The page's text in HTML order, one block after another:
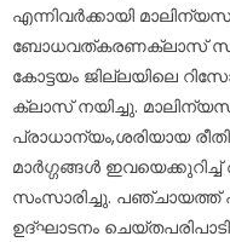
എന്നിവർക്കായി
ബോധവത്കരണക്ലാസ്
കോട്ടയം ജില്ലയിലെ
ക്ലാസ് നയിച്ചു.
പ്രാധാന്യം,ശരിയായ
മാർഗ്ഗങ്ങൾ
സംസാരിച്ചു. പഞ്ചായത്ത്
ഉദ്ഘാടനം